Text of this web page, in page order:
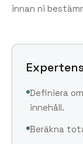
innan ni
Definiera
innehåll.
Beräkna